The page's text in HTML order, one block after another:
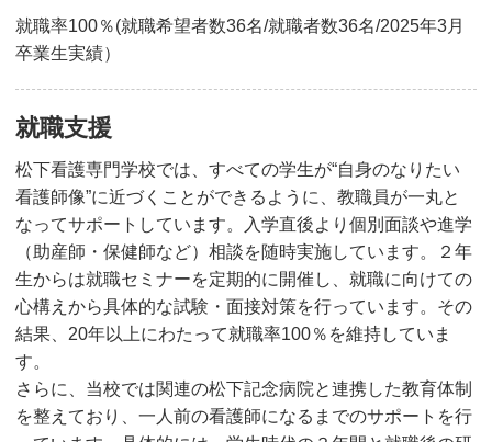
就職率100％(就職希望者数36名/就職者数36名/2025年3月
卒業生実績）
就職支援
松下看護専門学校では、すべての学生が“自身のなりたい
看護師像”に近づくことができるように、教職員が一丸と
なってサポートしています。入学直後より個別面談や進学
（助産師・保健師など）相談を随時実施しています。２年
生からは就職セミナーを定期的に開催し、就職に向けての
心構えから具体的な試験・面接対策を行っています。その
結果、20年以上にわたって就職率100％を維持していま
す。
さらに、当校では関連の松下記念病院と連携した教育体制
を整えており、一人前の看護師になるまでのサポートを行